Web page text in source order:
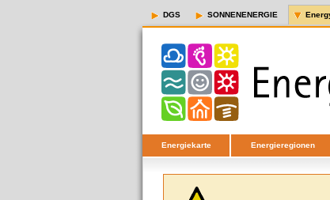
DGS SONNENENERGIE
Energiekarte Energieregionen